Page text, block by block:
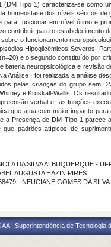
(DM Tipo 1) caracteriza-se como
homeostase dos níveis séricos
para funcionar em nível ótimo e
contribuir para o estabelecimento
o funcionamento
Hipoglicêmicos Severos.
e o segundo constituído por
bateria neuropsicológica e revisão
Análise I foi realizada a análise
pelas crianças do grupo sem
e Kruskall-Wallis. Os
verbal e as funções
que atua com maior impacto
a Presença de DM Tipo 1 parece
padrões atípicos de
DA SILVA ALBUQUERQUE -
AUGUSTA HAZIN PIRES
- NEUCIANE GOMES DA SILVA
| Superintendência de